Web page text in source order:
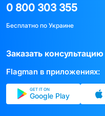
0 800 303 355
Бесплатно по Украине
Заказать консультацию
Flagman в приложениях:
GET IT ON
Google Play